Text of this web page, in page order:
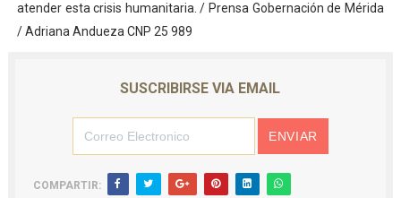
atender esta crisis humanitaria. / Prensa Gobernación de Mérida
/ Adriana Andueza CNP 25 989
SUSCRIBIRSE VIA EMAIL
COMPARTIR: